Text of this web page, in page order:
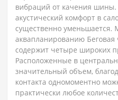
вибраций от качения шины.
акустический комфорт в
существенно уменьшается.
аквапланированию Беговая
содержит четыре широких
Расположенные в
значительный объем,
контакта одномоментно
практически любое